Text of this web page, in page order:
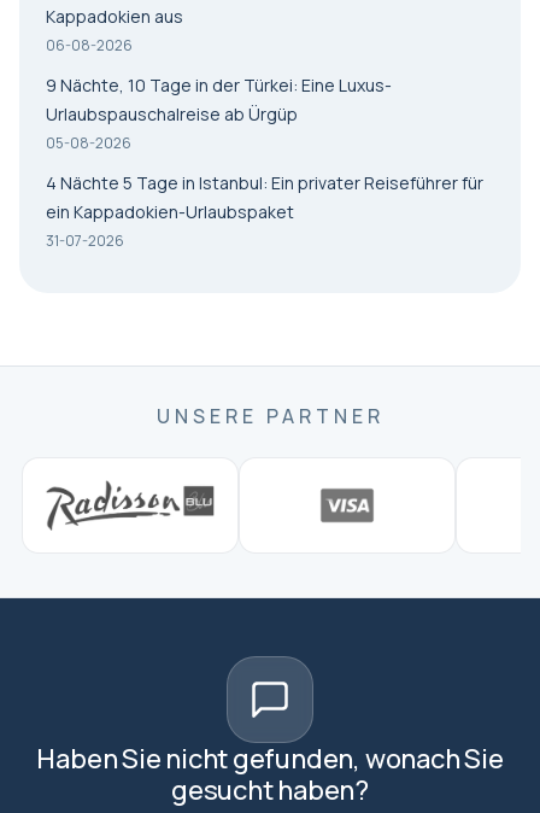
Kappadokien aus
06-08-2026
9 Nächte, 10 Tage in der Türkei: Eine Luxus-
Urlaubspauschalreise ab Ürgüp
05-08-2026
4 Nächte 5 Tage in Istanbul: Ein privater Reiseführer für
ein Kappadokien-Urlaubspaket
31-07-2026
UNSERE PARTNER
Haben Sie nicht gefunden, wonach Sie
gesucht haben?